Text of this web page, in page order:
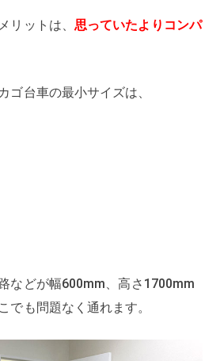
リットは、 思っていたよりコンパ
ゴ台車の最小サイズは、
などが幅600mm、高さ1700mm
でも問題なく通れます。